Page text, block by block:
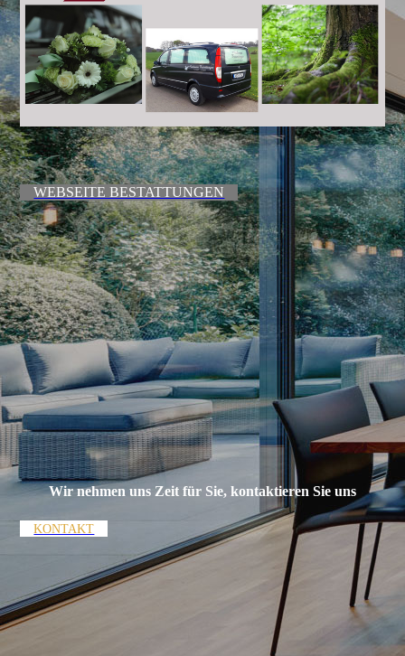
WEBSEITE BESTATTUNGEN
Wir nehmen uns Zeit für Sie, kontaktieren Sie uns
KONTAKT